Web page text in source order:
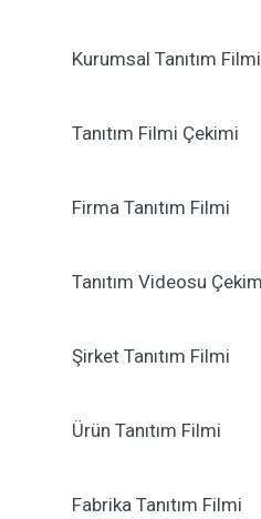
Kurumsal Tanıtım Filmi
Tanıtım Filmi Çekimi
Firma Tanıtım Filmi
Tanıtım Videosu
Şirket Tanıtım Filmi
Ürün Tanıtım Filmi
Fabrika Tanıtım Filmi